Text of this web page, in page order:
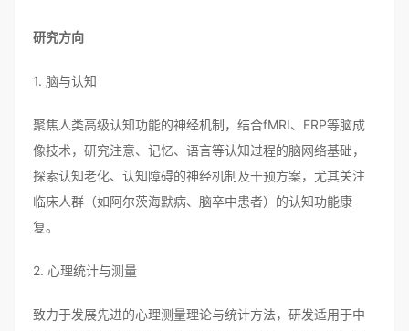
研究方向
1. 脑与认知
聚焦人类高级认知功能的神经机制，结合fMRI、ERP等脑成
像技术，研究注意、记忆、语言等认知过程的脑网络基础，
探索认知老化、认知障碍的神经机制及干预方案，尤其关注
临床人群（如阿尔茨海默病、脑卒中患者）的认知功能康
复。
2. 心理统计与测量
致力于发展先进的心理测量理论与统计方法，研发适用于中